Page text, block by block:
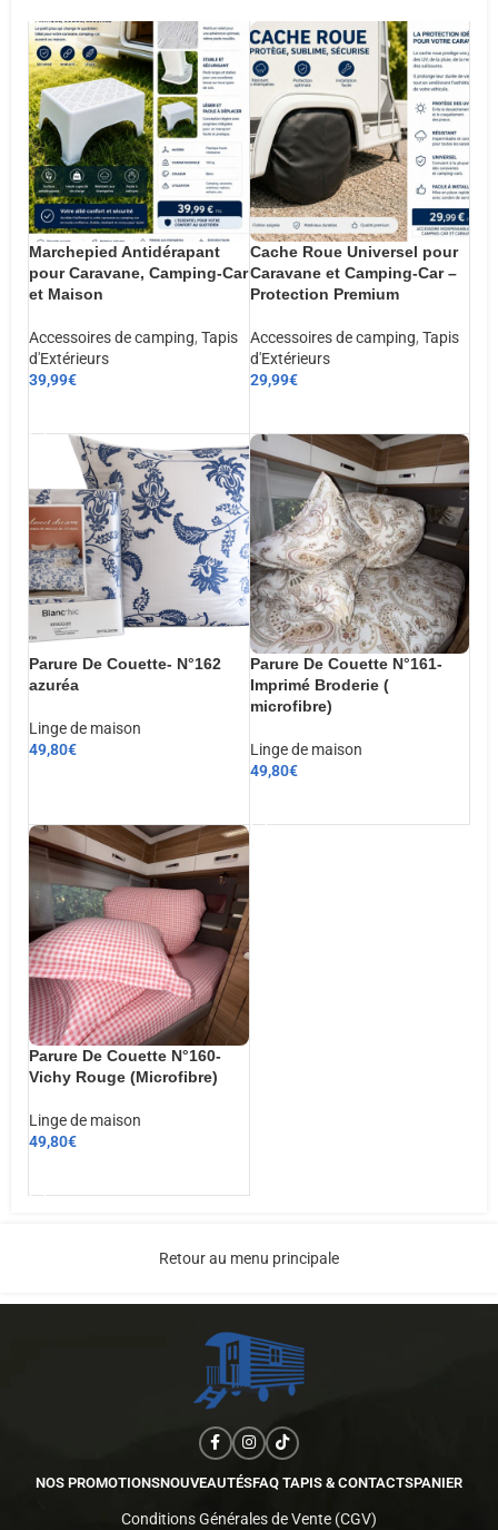
Marchepied Antidérapant
pour Caravane, Camping-Car
et Maison
Accessoires de camping, Tapis
d'Extérieurs
39,99€
Cache Roue Universel pour
Caravane et Camping-Car –
Protection Premium
Accessoires de camping, Tapis
d'Extérieurs
29,99€
Parure De Couette- N°162
azuréa
Linge de maison
49,80€
Parure De Couette N°161-
Imprimé Broderie (
microfibre)
Linge de maison
49,80€
Parure De Couette N°160-
Vichy Rouge (Microfibre)
Linge de maison
49,80€
Retour au menu principale
NOS PROMOTIONSNOUVEAUTÉSFAQ TAPIS & CONTACTSPANIER
Conditions Générales de Vente (CGV)